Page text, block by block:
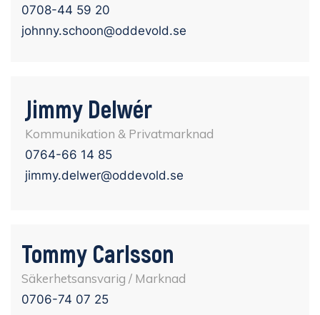
0708-44 59 20
johnny.schoon@oddevold.se
Jimmy Delwér
Kommunikation & Privatmarknad
0764-66 14 85
jimmy.delwer@oddevold.se
Tommy Carlsson
Säkerhetsansvarig / Marknad
‭0706-74 07 25‬